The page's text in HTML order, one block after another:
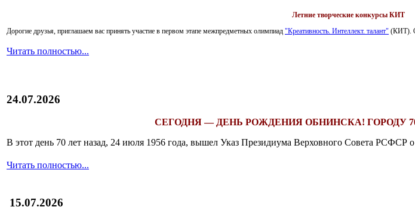
Летние творческие конкурсы КИТ
Дорогие друзья, приглашаем вас принять участие в первом этапе межпредметных олимпиад "Креативность. Интеллект. талант" (КИТ).
Читать полностью...
24.07.2026
СЕГОДНЯ — ДЕНЬ РОЖДЕНИЯ ОБНИНСКА! ГОРОДУ
В этот день 70 лет назад, 24 июля 1956 года, вышел Указ Президиума Верховного Совета РСФСР
Читать полностью...
15.07.2026